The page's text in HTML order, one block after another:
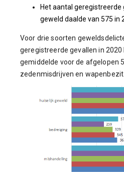
Het aantal geregistreerde
geweld daalde van 575 in
Voor drie soorten
geregistreerde gevallen in
gemiddelde voor de afgelopen
zedenmisdrijven en wapenbezit.